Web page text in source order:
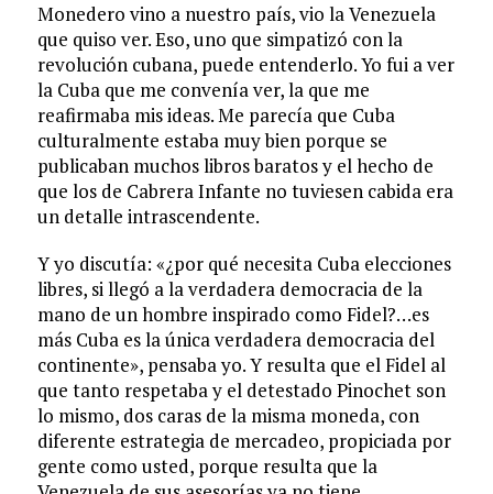
Monedero vino a nuestro país, vio la Venezuela
que quiso ver. Eso, uno que simpatizó con la
revolución cubana, puede entenderlo. Yo fui a ver
la Cuba que me convenía ver, la que me
reafirmaba mis ideas. Me parecía que Cuba
culturalmente estaba muy bien porque se
publicaban muchos libros baratos y el hecho de
que los de Cabrera Infante no tuviesen cabida era
un detalle intrascendente.
Y yo discutía: «¿por qué necesita Cuba elecciones
libres, si llegó a la verdadera democracia de la
mano de un hombre inspirado como Fidel?…es
más Cuba es la única verdadera democracia del
continente», pensaba yo. Y resulta que el Fidel al
que tanto respetaba y el detestado Pinochet son
lo mismo, dos caras de la misma moneda, con
diferente estrategia de mercadeo, propiciada por
gente como usted, porque resulta que la